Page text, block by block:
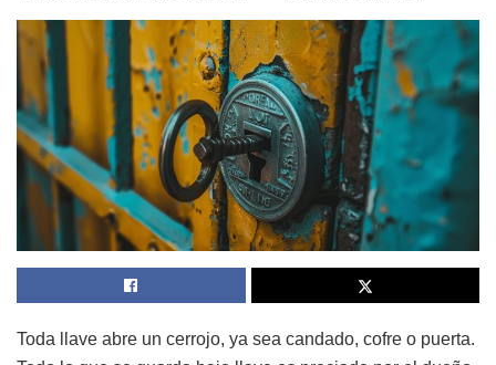
Toda llave abre un cerrojo, ya sea candado, cofre o puerta.